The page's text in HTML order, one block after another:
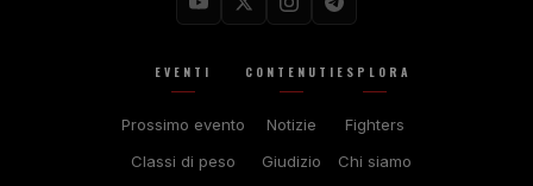
EVENTI
Prossimo evento
Classi di peso
CONTENUTI
Notizie
Giudizio
ESPLORA
Fighters
Chi siamo